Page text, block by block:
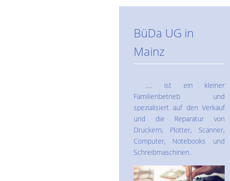
BüDa UG in
Mainz
..... ist ein kleiner
Familienbetrieb und
spezialisiert auf den Verkauf
und die Reparatur von
Druckern, Plotter, Scanner,
Computer, Notebooks und
Schreibmaschinen.